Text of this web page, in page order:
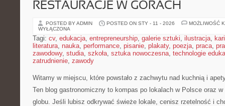
RESTAURACJE W GÓRACH
POSTED BY ADMIN POSTED ON STY - 11 - 2026
MOŻLIWOŚĆ
WYŁĄCZONA
Tagi: cv, edukacja, entrepreneurship, galerie sztuki, ilustracja,
literatura, nauka, performance, pisanie, plakaty, poezja, praca,
zawodowy, studia, szkoła, sztuka nowoczesna, technologie
zatrudnienie, zawody
Witamy w miejscu, które powstało z zachwytu nad kuchnią i
Ten blog gastronomiczny to kompas po lokalach w Polsce oraz
globu. Jeśli lubisz odkrywać świeże lokale, cenisz rzetelność i